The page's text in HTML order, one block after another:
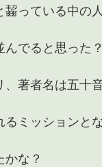
齧っている中の
んでると思った
著者名は五十
ミッションと
な？